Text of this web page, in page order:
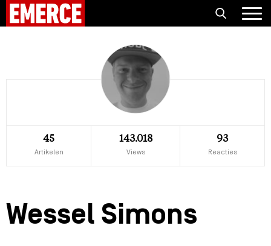
45
Artikelen
143.018
Views
93
Reacties
Wessel Simons